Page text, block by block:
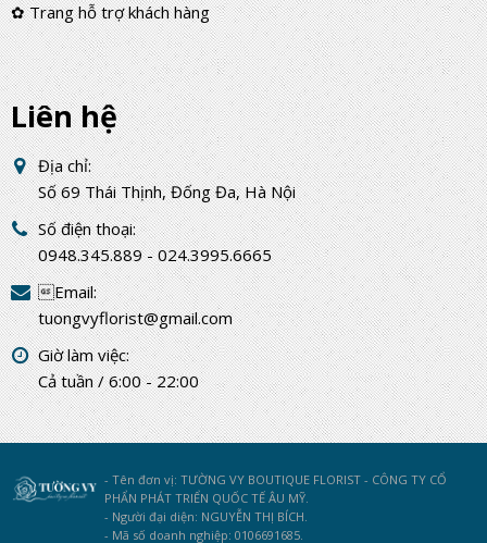
✿ Trang hỗ trợ khách hàng
Liên hệ
Địa chỉ:
Số 69 Thái Thịnh, Đống Đa, Hà Nội
Số điện thoại:
0948.345.889 - 024.3995.6665
Email:
tuongvyflorist@gmail.com
Giờ làm việc:
Cả tuần / 6:00 - 22:00
- Tên đơn vị: TƯỜNG VY BOUTIQUE FLORIST - CÔNG TY CỔ
PHẨN PHÁT TRIỂN QUỐC TẾ ÂU MỸ.
- Người đại diện: NGUYỄN THỊ BÍCH.
- Mã số doanh nghiệp: 0106691685.